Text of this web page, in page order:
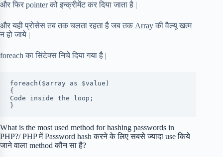
और फिर pointer को इन्क्रीमेंट कर दिया जाता है |
और यही प्रोसेस तब तक चलता रहता है जब तक Array की वैल्यू खत्म
न हो जाये |
foreach का सिंटेक्स निचे दिया गया है |
foreach($array as $value)
{
Code inside the loop;
}
What is the most used method for hashing passwords in
PHP?/ PHP में Password hash करने के लिए सबसे ज्यादा use किये
जाने वाला method कौन सा है?